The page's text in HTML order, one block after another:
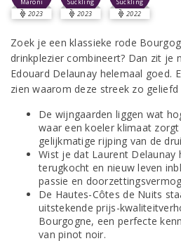
Maroni
2023
Suckling
2023
Suckling
2022
Zoek je een klassieke rode
drinkplezier combineert? Dan zit je
Edouard Delaunay helemaal goed.
zien waarom deze streek zo geliefd
De wijngaarden liggen wat
waar een koeler klimaat
gelijkmatige rijping van de
Wist je dat Laurent Delaunay
terugkocht en nieuw leven
passie en
De Hautes-Côtes de Nuits
uitstekende prijs-
Bourgogne, een perfecte
van pinot noir.